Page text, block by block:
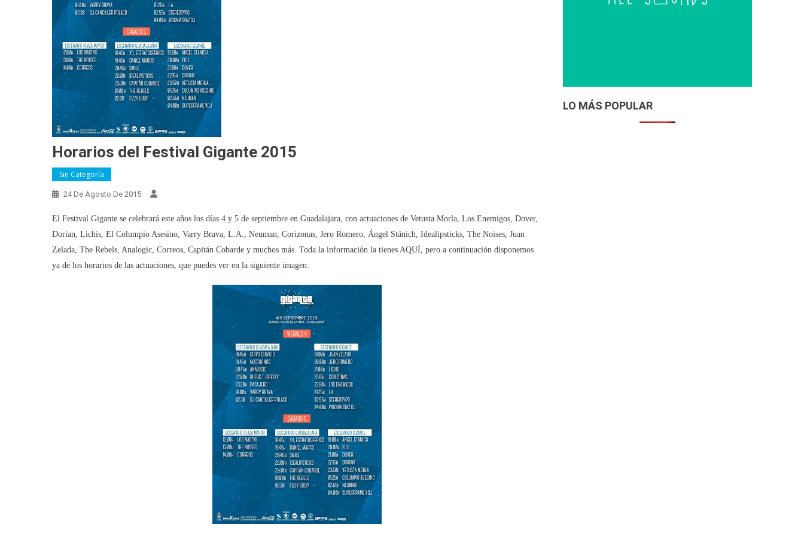
Horarios del Festival Gigante 2015
Sin Categoría
24 De Agosto De 2015
El Festival Gigante se celebrará este años los días 4 y 5 de septiembre en Guadalajara, con actuaciones de Vetusta Morla, Los Enemigos, Dover,
Dorian, Lichis, El Columpio Asesino, Varry Brava, L.A., Neuman, Corizonas, Jero Romero, Ángel Stánich, Idealipsticks, The Noises, Juan
Zelada, The Rebels, Analogic, Correos, Capitán Cobarde y muchos más. Toda la información la tienes AQUÍ, pero a continuación disponemos
ya de los horarios de las actuaciones, que puedes ver en la siguiente imagen:
LO MÁS POPULAR